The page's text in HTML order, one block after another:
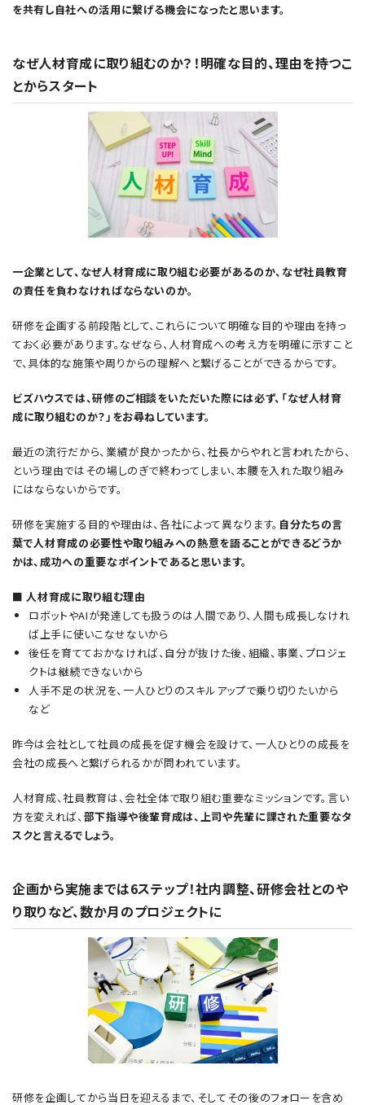
を共有し自社への活用に繋げる機会になったと思います。
なぜ人材育成に取り組むのか？！明確な目的、理由を持つこ
とからスタート
一企業として、なぜ人材育成に取り組む必要があるのか、なぜ社員教育
の責任を負わなければならないのか。
研修を企画する前段階として、これらについて明確な目的や理由を持っ
ておく必要があります。なぜなら、人材育成への考え方を明確に示すこと
で、具体的な施策や周りからの理解へと繋げることができるからです。
ビズハウスでは、研修のご相談をいただいた際には必ず、「なぜ人材育
成に取り組むのか？」をお尋ねしています。
最近の流行だから、業績が良かったから、社長からやれと言われたから、
という理由ではその場しのぎで終わってしまい、本腰を入れた取り組み
にはならないからです。
研修を実施する目的や理由は、各社によって異なります。 自分たちの言
葉で人材育成の必要性や取り組みへの熱意を語ることができるどうか
かは、成功への重要なポイントであると思います。
■ 人材育成に取り組む理由
ロボットやAIが発達しても扱うのは人間であり、人間も成長しなけれ
ば上手に使いこなせないから
後任を育てておかなければ、自分が抜けた後、組織、事業、プロジェ
クトは継続できないから
人手不足の状況を、一人ひとりのスキルアップで乗り切りたいから
など
昨今は会社として社員の成長を促す機会を設けて、一人ひとりの成長を
会社の成長へと繋げられるかが問われています。
人材育成、社員教育は、会社全体で取り組む重要なミッションです。言い
方を変えれば、部下指導や後輩育成は、上司や先輩に課された重要なタ
スクと言えるでしょう。
企画から実施までは6ステップ！社内調整、研修会社とのや
り取りなど、数か月のプロジェクトに
研修を企画してから当日を迎えるまで、そしてその後のフォローを含め